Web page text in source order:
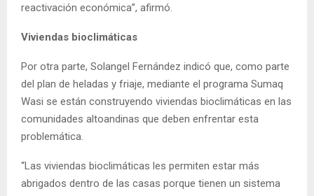
reactivación económica”, afirmó.
Viviendas bioclimáticas
Por otra parte, Solangel Fernández indicó que, como parte
del plan de heladas y friaje, mediante el programa Sumaq
Wasi se están construyendo viviendas bioclimáticas en las
comunidades altoandinas que deben enfrentar esta
problemática.
“Las viviendas bioclimáticas les permiten estar más
abrigados dentro de las casas porque tienen un sistema